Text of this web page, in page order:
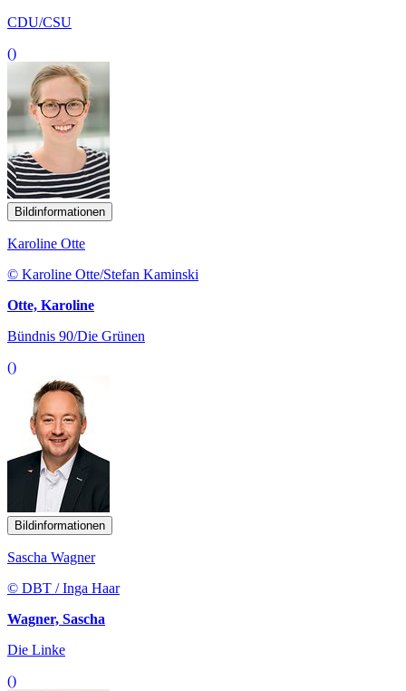
CDU/CSU
()
Bildinformationen
Karoline Otte
© Karoline Otte/Stefan Kaminski
Otte, Karoline
Bündnis 90/Die Grünen
()
Bildinformationen
Sascha Wagner
© DBT / Inga Haar
Wagner, Sascha
Die Linke
()